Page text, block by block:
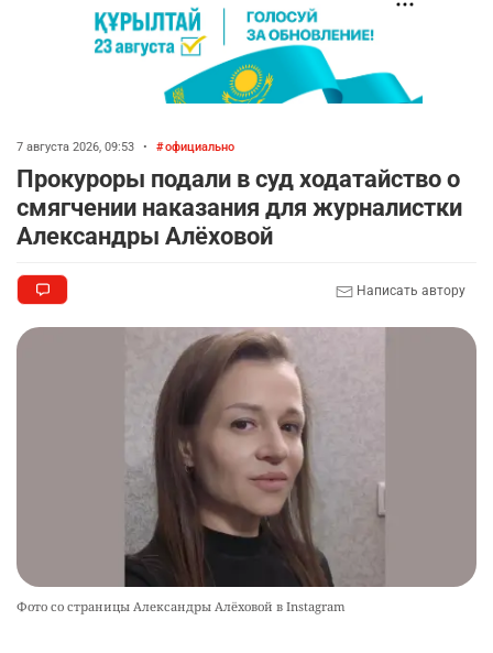
7 августа 2026, 09:53 • официально
Прокуроры подали в суд ходатайство о
смягчении наказания для журналистки
Александры Алёховой
Написать автору
Фото со страницы Александры Алёховой в Instagram